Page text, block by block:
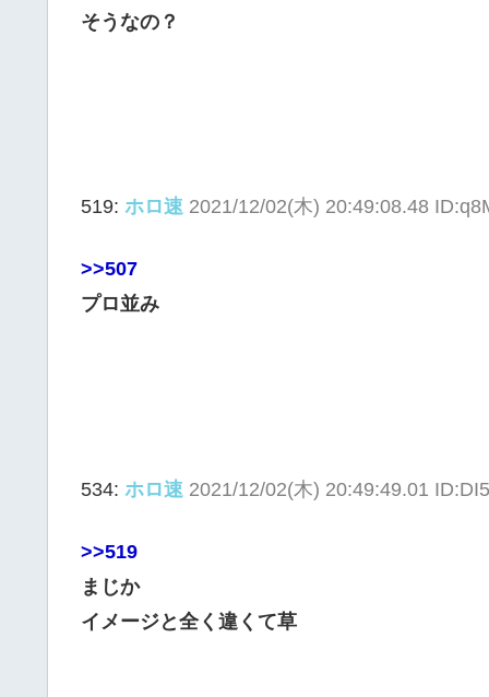
そうなの？
519: ホロ速 2021/12/02(木) 20:49:08.48
>>507
プロ並み
534: ホロ速 2021/12/02(木) 20:49:49.01
>>519
まじか
イメージと全く違くて草